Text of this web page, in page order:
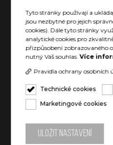
Tyto stránky používají a
jsou nezbytné pro jejich
cookies). Dále tyto stránky
analytické cookies pro
přizpůsobení zobrazovaného
nutný Váš souhlas.Více
Pravidla ochrany osobních
Technické cookies
Marketingové cookies
Uložit nastavení
TEPLÝ NÁPOJ
POJME